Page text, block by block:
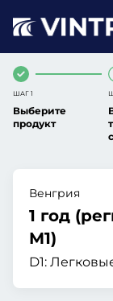
ШАГ 1
Выберите
продукт
Венгрия
1 год
M1)
D1: